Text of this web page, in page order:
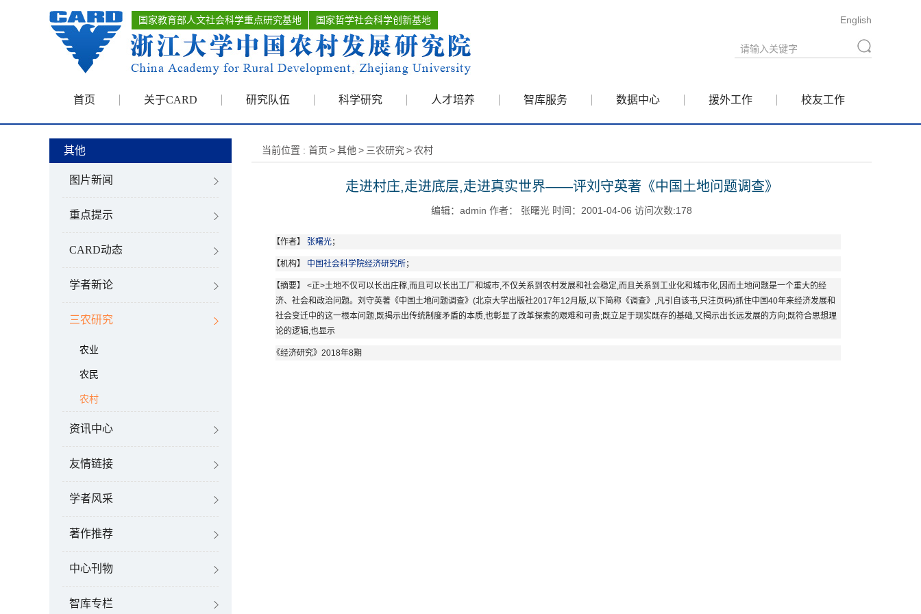
国家教育部人文社会科学重点研究基地 国家哲学社会科学创新基地 English
首页 关于CARD 研究队伍 科学研究 人才培养 智库服务 数据中心 援外工作 校友工作
其他
图片新闻
重点提示
CARD动态
学者新论
三农研究
农业
农民
农村
资讯中心
友情链接
学者风采
著作推荐
中心刊物
智库专栏
当前位置 : 首页 >其他 > 三农研究 >农村
走进村庄,走进底层,走进真实世界——评刘守英著《中国土地问题调查》
编辑：admin 作者： 张曙光 时间：2001-04-06 访问次数:178
【作者】 张曙光；
【机构】 中国社会科学院经济研究所；
【摘要】 <正>土地不仅可以长出庄稼,而且可以长出工厂和城市,不仅关系到农村发展和社会稳定,而且关系到工业化和城市化,因而土地问题是一个重大的经
济、社会和政治问题。刘守英著《中国土地问题调查》(北京大学出版社2017年12月版,以下简称《调查》,凡引自该书,只注页码)抓住中国40年来经济发展和
社会变迁中的这一根本问题,既揭示出传统制度矛盾的本质,也彰显了改革探索的艰难和可贵;既立足于现实既存的基础,又揭示出长远发展的方向;既符合思想理
论的逻辑,也显示
《经济研究》2018年8期